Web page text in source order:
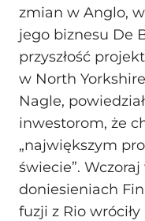
zmian w Anglo,
jego biznesu De
przyszłość
w North
Nagle,
inwestorom, że
„największym
świecie”.
doniesieniach
fuzji z Rio